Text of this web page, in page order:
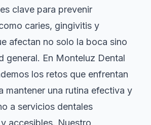
clave para prevenir
caries, gingivitis y
afectan no solo la boca sino
general. En Monteluz Dental
los retos que enfrentan
mantener una rutina efectiva y
a servicios dentales
accesibles. Nuestro